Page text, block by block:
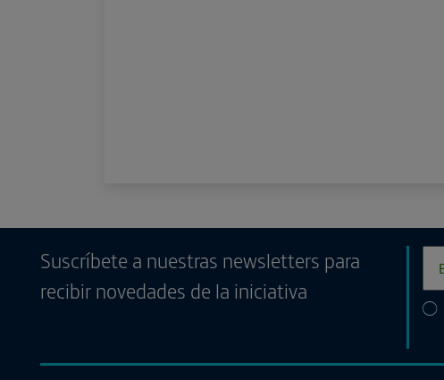
Suscríbete a nuestras newsletters para
recibir novedades de la iniciativa